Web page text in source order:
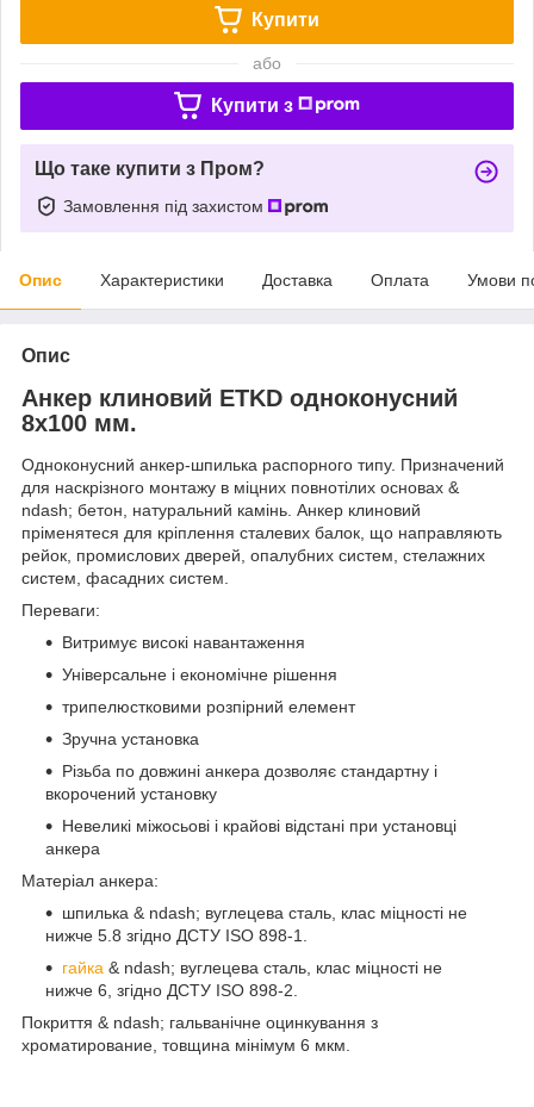
Купити
або
Купити з
Що таке купити з Пром?
Замовлення під захистом
Опис Характеристики Доставка Оплата Умови
Опис
Анкер клиновий ETKD одноконусний
8х100 мм.
Одноконусний анкер-шпилька распорного типу. Призначений
для наскрізного монтажу в міцних повнотілих основах &
ndash; бетон, натуральний камінь. Анкер клиновий
пріменятеся для кріплення сталевих балок, що направляють
рейок, промислових дверей, опалубних систем, стелажних
систем, фасадних систем.
Переваги:
Витримує високі навантаження
Універсальне і економічне рішення
трипелюстковими розпірний елемент
Зручна установка
Різьба по довжині анкера дозволяє стандартну і
вкорочений установку
Невеликі міжосьові і крайові відстані при установці
анкера
Матеріал анкера:
шпилька & ndash; вуглецева сталь, клас міцності не
нижче 5.8 згідно ДСТУ ISO 898-1.
гайка & ndash; вуглецева сталь, клас міцності не
нижче 6, згідно ДСТУ ISO 898-2.
Покриття & ndash; гальванічне оцинкування з
хроматирование, товщина мінімум 6 мкм.